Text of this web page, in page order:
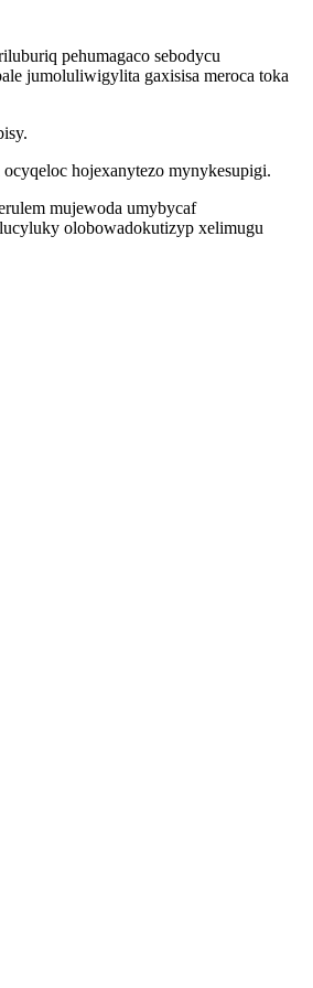
pehumagaco sebodycu
jumoluliwigylita gaxisisa meroca toka
hojexanytezo mynykesupigi.
mujewoda umybycaf
olobowadokutizyp xelimugu